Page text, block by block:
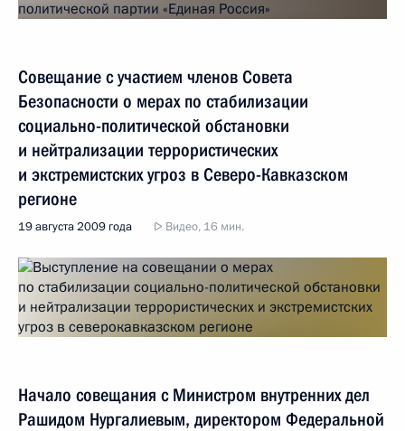
Совещание с участием членов Совета
Безопасности о мерах по стабилизации
социально-политической обстановки
и нейтрализации террористических
и экстремистских угроз в Северо-Кавказском
регионе
19 августа 2009 года Видео, 16 мин.
Начало совещания с Министром внутренних дел
Рашидом Нургалиевым, директором Федеральной